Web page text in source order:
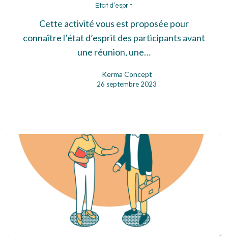
d’esprit
Etat d’esprit
Cette activité vous est proposée pour
connaître l’état d’esprit des participants avant
une réunion, une…
Kerma Concept
26 septembre 2023